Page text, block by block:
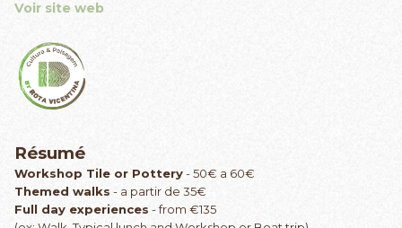
Voir site web
Résumé
Workshop Tile or Pottery- 50€ a 60€
Themed walks - a partir de 35€
Full day experiences - from €135